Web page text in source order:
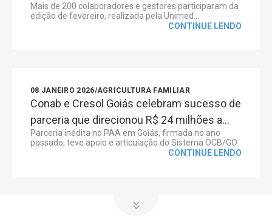
Mais de 200 colaboradores e gestores participaram da
edição de fevereiro, realizada pela Unimed...
CONTINUE LENDO
08 JANEIRO 2026/AGRICULTURA FAMILIAR
Conab e Cresol Goiás celebram sucesso de
parceria que direcionou R$ 24 milhões a...
Parceria inédita no PAA em Goiás, firmada no ano
passado, teve apoio e articulação do Sistema OCB/GO
CONTINUE LENDO